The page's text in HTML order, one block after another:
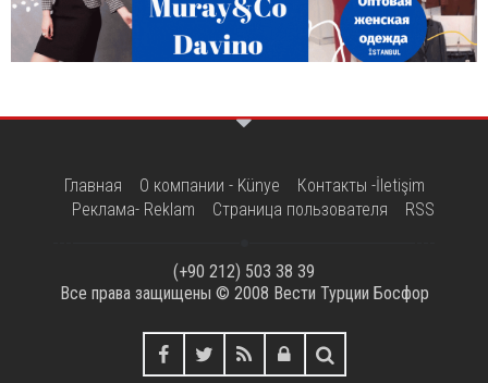
Главная О компании - Künye
Контакты -İletişim
Реклама- Reklam
Страница пользователя RSS
(+90 212) 503 38 39
Все права защищены © 2008 Вести Турции Босфор